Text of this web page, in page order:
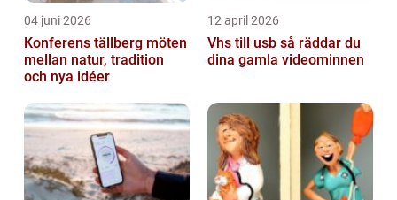
04 juni 2026
Konferens tällberg möten
mellan natur, tradition
och nya idéer
12 april 2026
Vhs till usb så räddar du
dina gamla videominnen